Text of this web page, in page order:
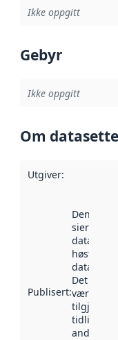
Ikke oppgitt
Gebyr
Ikke oppgitt
Om
Utgiver:
Publisert:
Denne
sier når
datasettet
høstet av
Det kan ha
vært
tilgjengelig
tidligere
andre